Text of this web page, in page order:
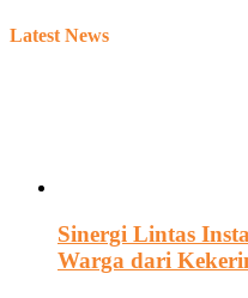
Latest News
Sinergi Lintas
Warga dari